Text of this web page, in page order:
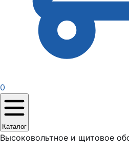
0
Каталог
Высоковольтное и щитовое